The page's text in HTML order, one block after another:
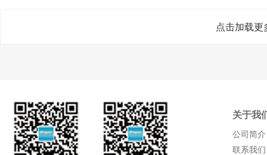
点击加载更
关于我
公司简介
联系我们